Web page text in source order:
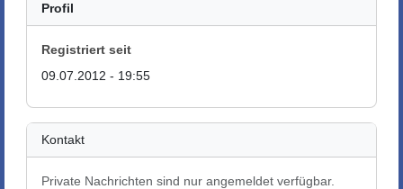
Profil
Registriert seit
09.07.2012 - 19:55
Kontakt
Private Nachrichten sind nur angemeldet verfügbar.